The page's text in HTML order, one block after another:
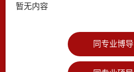
暂无内容
同专业博导